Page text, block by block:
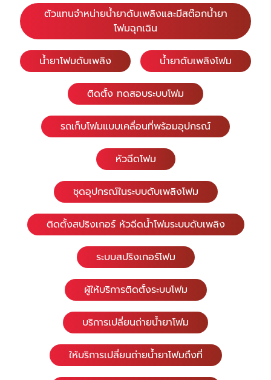
ตัวแทนจำหน่ายน้ำยาดับเพลิงและมีสต๊อกน้ำยา
โฟมฉุกเฉิน
น้ำยาโฟมดับเพลิง น้ำยาดับเพลิงโฟม
ติดตั้ง ทดสอบระบบโฟม
รถเก็บโฟมแบบเคลื่อนที่พร้อมอุปกรณ์
หัวฉีดโฟม
ชุดอุปกรณ์ในระบบดับเพลิงโฟม
ติดตั้งสปริงเกอร์ หัวฉีดน้ำโฟมระบบดับเพลิง
ระบบสปริงเกอร์โฟม
ผู้ให้บริการติดตั้งระบบโฟม
บริการเปลี่ยนถ่ายน้ำยาโฟม
ให้บริการเปลี่ยนถ่ายน้ำยาโฟมถึงที่